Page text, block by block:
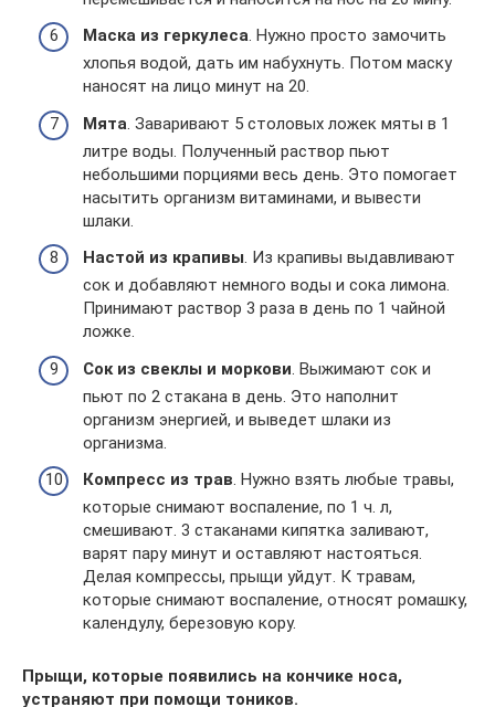
Маска из геркулеса. Нужно просто замочить
хлопья водой, дать им набухнуть. Потом маску
наносят на лицо минут на 20.
Мята . Заваривают 5 столовых ложек мяты в 1
литре воды. Полученный раствор пьют
небольшими порциями весь день. Это помогает
насытить организм витаминами, и вывести
шлаки.
Настой из крапивы. Из крапивы выдавливают
сок и добавляют немного воды и сока лимона.
Принимают раствор 3 раза в день по 1 чайной
ложке.
Сок из свеклы и моркови . Выжимают сок и
пьют по 2 стакана в день. Это наполнит
организм энергией, и выведет шлаки из
организма.
Компресс из трав. Нужно взять любые травы,
которые снимают воспаление, по 1 ч. л,
смешивают. 3 стаканами кипятка заливают,
варят пару минут и оставляют настояться.
Делая компрессы, прыщи уйдут. К травам,
которые снимают воспаление, относят ромашку,
календулу, березовую кору.
Прыщи, которые появились на кончике носа,
устраняют при помощи тоников.